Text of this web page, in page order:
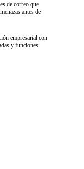
de correo que
antes de
empresarial con
y funciones